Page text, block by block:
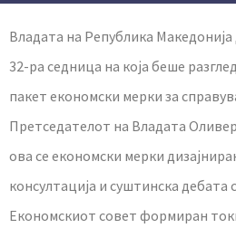
Владата на Република Македонија
32-ра седница на која беше
пакет економски мерки за
Претседателот на Владата
ова се економски мерки
консултација и суштинска дебата
Економскиот совет формиран